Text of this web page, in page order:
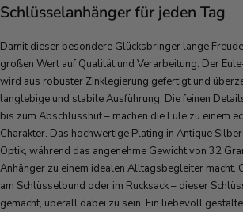
Schlüsselanhänger für jeden Tag
Damit dieser besondere Glücksbringer lange
großen Wert auf Qualität und Verarbeitung. Der
wird aus robuster Zinklegierung gefertigt und
langlebige und stabile Ausführung. Die feinen
bis zum Abschlusshut – machen die Eule zu einem
Charakter. Das hochwertige Plating in Antique
Optik, während das angenehme Gewicht von 32
Anhänger zu einem idealen Alltagsbegleiter macht.
am Schlüsselbund oder im Rucksack – dieser
gemacht, überall dabei zu sein. Ein liebevoll